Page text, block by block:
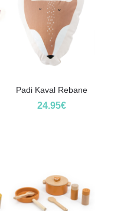
Padi Kaval Rebane
24.95€